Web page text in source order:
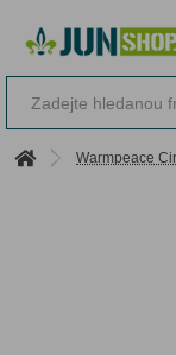
Warmpeace